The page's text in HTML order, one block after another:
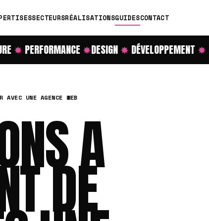
SECTEURSRÉALISATIONSGUIDESCONTACT
✸PERFORMANCE✸DESIGN✸DÉVELOPPEMENT✸
AVEC UNE AGENCE WEB
A
DE